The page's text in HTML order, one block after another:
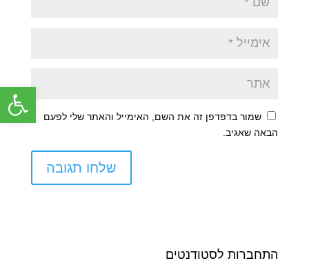
פתח
שמור בדפדפן זה את השם, האימייל והאתר שלי לפעם
הבאה שאגיב.
התחברות לסטודנטים